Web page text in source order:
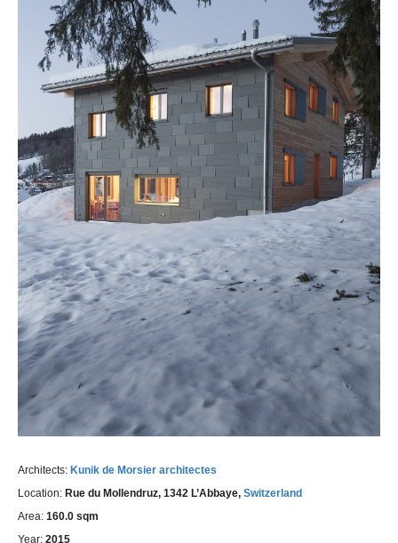
Architects: Kunik de Morsier architectes
Location: Rue du Mollendruz, 1342 L’Abbaye, Switzerland
Area: 160.0 sqm
Year: 2015